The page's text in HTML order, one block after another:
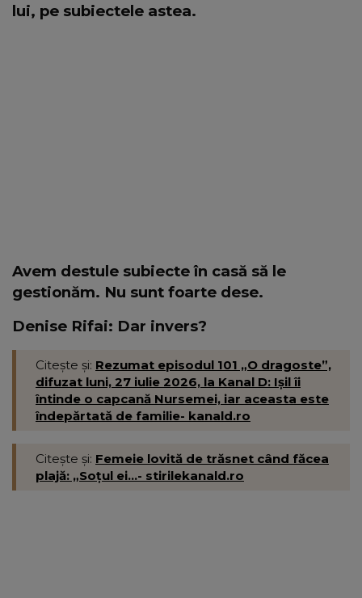
lui, pe subiectele astea.
Avem destule subiecte în casă să le
gestionăm. Nu sunt foarte dese.
Denise Rifai: Dar invers?
Citește și: Rezumat episodul 101 „O dragoste”,
difuzat luni, 27 iulie 2026, la Kanal D: Ișil îi
întinde o capcană Nursemei, iar aceasta este
îndepărtată de familie- kanald.ro
Citește și: Femeie lovită de trăsnet când făcea
plajă: „Soțul ei...- stirilekanald.ro